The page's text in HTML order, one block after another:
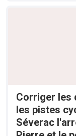
Corriger les
les pistes
Séverac